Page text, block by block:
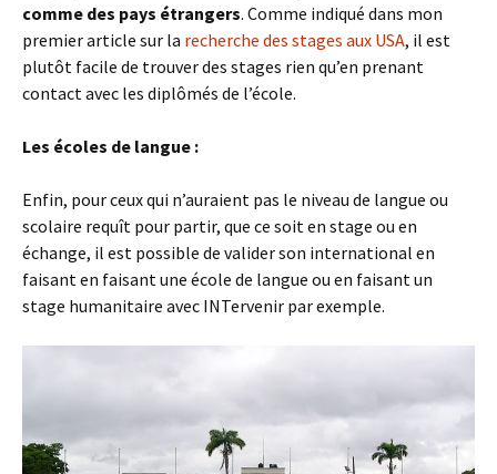
comme des pays étrangers. Comme indiqué dans mon
premier article sur la recherche des stages aux USA, il est
plutôt facile de trouver des stages rien qu’en prenant
contact avec les diplômés de l’école.
Les écoles de langue :
Enfin, pour ceux qui n’auraient pas le niveau de langue ou
scolaire requît pour partir, que ce soit en stage ou en
échange, il est possible de valider son international en
faisant en faisant une école de langue ou en faisant un
stage humanitaire avec INTervenir par exemple.